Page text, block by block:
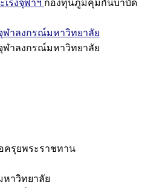
ร็งจุฬาฯ กองทุนภูมิคุ้มกันบำบัด
ฬาลงกรณ์มหาวิทยาลัย
ฬาลงกรณ์มหาวิทยาลัย
ครุยพระราชทาน
หาวิทยาลัย